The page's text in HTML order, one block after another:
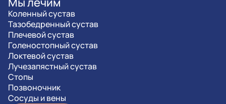
Коленный сустав
Тазобедренный сустав
Плечевой сустав
Голеностопный сустав
Локтевой сустав
Лучезапястный сустав
Стопы
Позвоночник
Сосуды и вены